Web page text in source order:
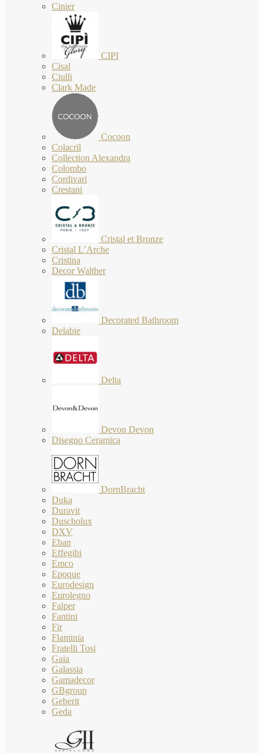
Cinier
CIPI
Cisal
Ciulli
Clark Made
Cocoon
Colacril
Collection Alexandra
Colombo
Cordivari
Crestani
Cristal et Bronze
Cristal L’Arche
Cristina
Decor Walther
Decorated Bathroom
Delabie
Delta
Devon Devon
Disegno Ceramica
DornBracht
Duka
Duravit
Duscholux
DXV
Eban
Effegibi
Emco
Epoque
Eurodesign
Eurolegno
Falper
Fantini
Fir
Flaminia
Fratelli Tosi
Gaia
Galassia
Gamadecor
GBgroup
Geberit
Geda